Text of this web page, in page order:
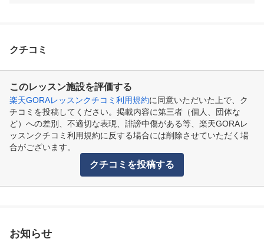
クチコミ
このレッスン施設を評価する
楽天GORAレッスンクチコミ利用規約に同意いただいた上で、ク
チコミを投稿してください。掲載内容に第三者（個人、団体な
ど）への差別、不適切な表現、誹謗中傷がある等、楽天GORAレ
ッスンクチコミ利用規約に反する場合には削除させていただく場
合がございます。
クチコミを投稿する
お知らせ